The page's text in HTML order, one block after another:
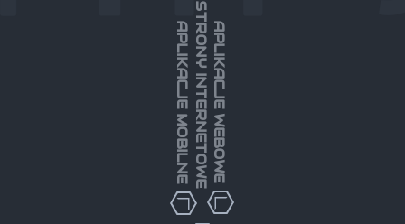
APLIKACJE MOBILNESTRONY INTERNETOWEAPLIKACJE WEBOWE